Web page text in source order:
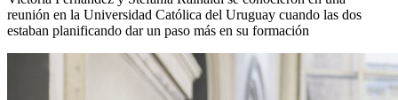
reunión en la Universidad Católica del Uruguay cuando las dos
estaban planificando dar un paso más en su formación